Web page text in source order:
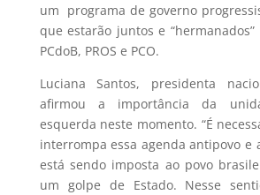
um programa de governo
que estarão juntos e “hermanados”
PCdoB, PROS e PCO.
Luciana Santos, presidenta
afirmou a importância da
esquerda neste momento. “É
interrompa essa agenda antipovo e
está sendo imposta ao povo
um golpe de Estado. Nesse